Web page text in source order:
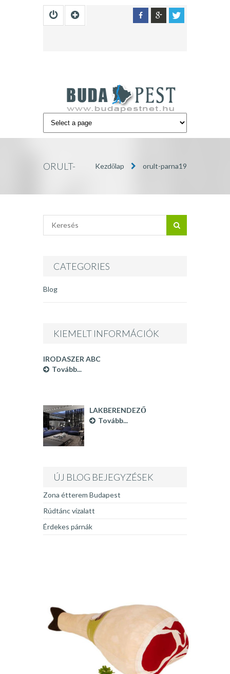
ORULT-
BUDAPEST
INFÓ
Kezdőlap orult-parna19
CATEGORIES
Blog
KIEMELT INFORMÁCIÓK
IRODASZER ABC
Tovább...
LAKBERENDEZŐ
BUDAPEST
Tovább...
ÚJ BLOG BEJEGYZÉSEK
Zona étterem Budapest
Rúdtánc vízalatt
Érdekes párnák